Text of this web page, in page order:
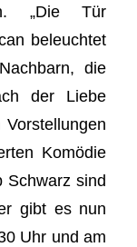
„Die Tür
beleuchtet
die
der Liebe
Komödie
Schwarz sind
gibt es nun
Uhr und am